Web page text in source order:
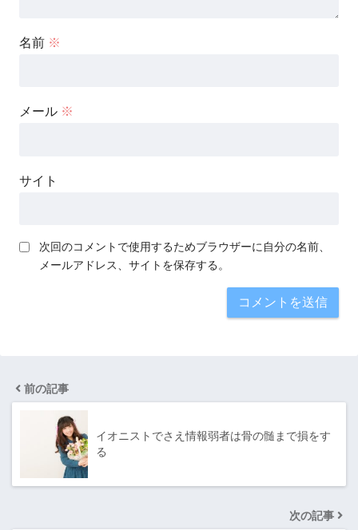
名前 ※
メール ※
サイト
次回のコメントで使用するためブラウザーに自分の名前、
メールアドレス、サイトを保存する。
前の記事
イオニストでさえ情報弱者は骨の髄まで損をす
る
次の記事